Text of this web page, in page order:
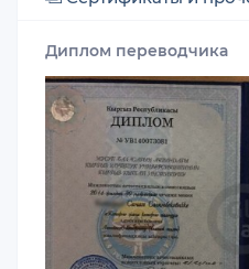
Диплом переводчика